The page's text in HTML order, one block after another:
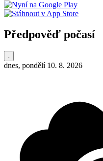
Předpověď počasí
dnes, pondělí 10. 8. 2026